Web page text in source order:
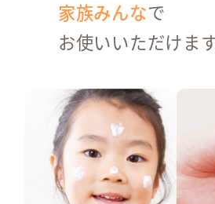
UV-A・UV-B
ロングUV-A